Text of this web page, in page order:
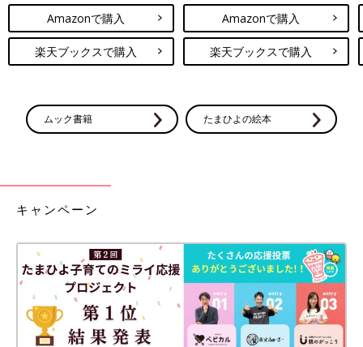
だとか。
【収納術】スペース有効活用！100均で
できる扉裏収納例5選
スペースとして活用することができます。今回
は100均のアイテムを使って作れる扉裏収納ア
のなど、アイデア次第でいろいろ収納の幅がひろがりそうです
ね。
※記事内容でご紹介している投稿、リンク先は、削除される場合
があります。あらかじめご了承ください。
※記事の内容は記載当時の情報であり、現在と異なる場合があり
ます。
※記事内の価格はすべて税込み、2022年1月時点のものです。
Amazonで購入
楽天ブックスで購入
Amazonで購入
楽天ブックスで購入
ムック書籍 たまひよの絵本
キャンペーン